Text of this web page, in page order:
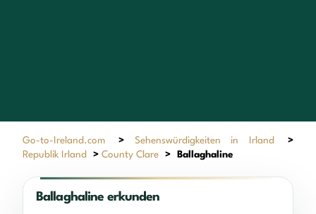
Go-to-Ireland.com > Sehenswürdigkeiten in Irland
>
Republik Irland
> County Clare > Ballaghaline
Ballaghaline erkunden